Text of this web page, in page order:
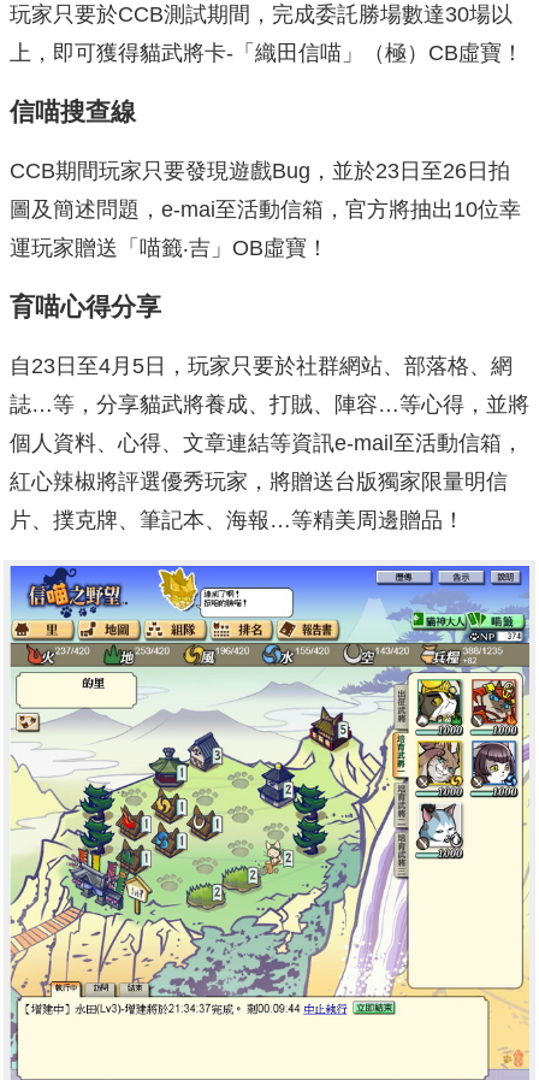
玩家只要於CCB測試期間，完成委託勝場數達30場以
上，即可獲得貓武將卡-「織田信喵」（極）CB虛寶！
信喵搜查線
CCB期間玩家只要發現遊戲Bug，並於23日至26日拍
圖及簡述問題，e-mai至活動信箱，官方將抽出10位幸
運玩家贈送「喵籤‧吉」OB虛寶！
育喵心得分享
自23日至4月5日，玩家只要於社群網站、部落格、網
誌…等，分享貓武將養成、打賊、陣容…等心得，並將
個人資料、心得、文章連結等資訊e-mail至活動信箱，
紅心辣椒將評選優秀玩家，將贈送台版獨家限量明信
片、撲克牌、筆記本、海報…等精美周邊贈品！